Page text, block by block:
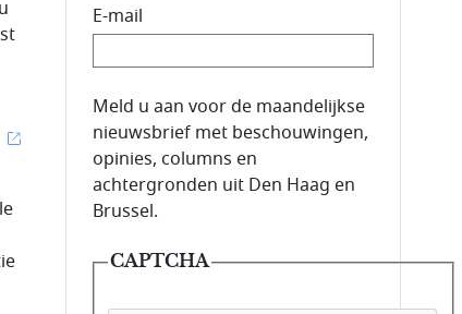
E-mail
E-mailadres van de abonnee.
Meld u aan voor de maandelijkse
nieuwsbrief met beschouwingen,
opinies, columns en
achtergronden uit Den Haag en
Brussel.
CAPTCHA